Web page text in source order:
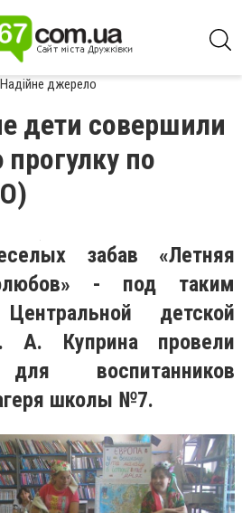
Надійне джерело
дети совершили
по
забав «Летняя
- под таким
детской
А. Куприна провели
воспитанников
школы №7.